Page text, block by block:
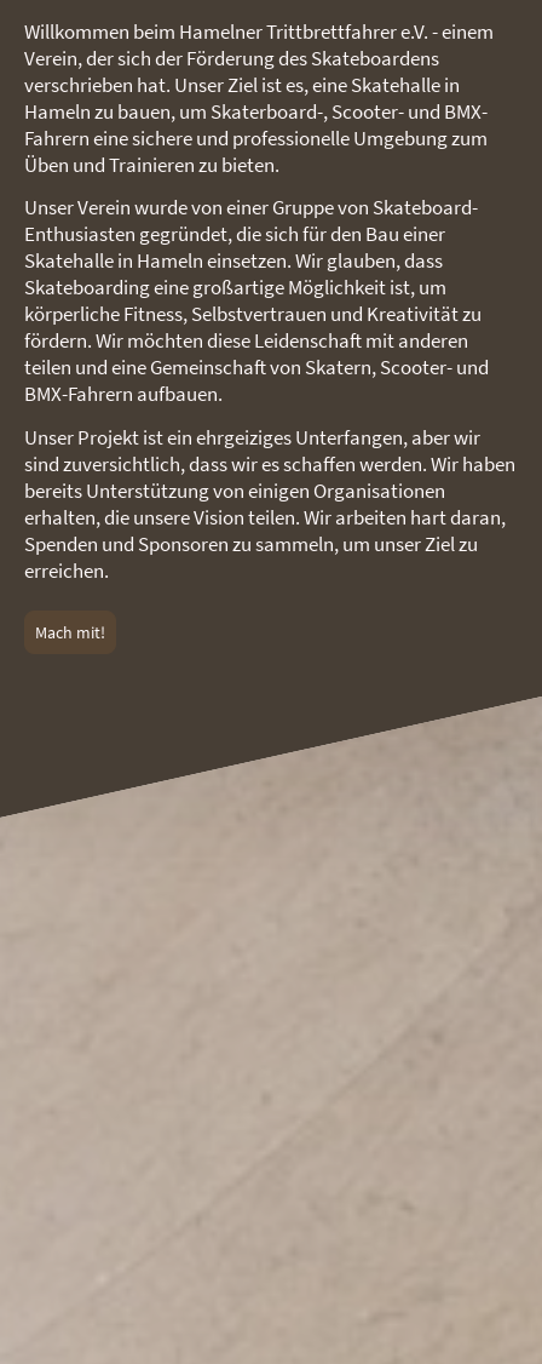
Willkommen beim Hamelner Trittbrettfahrer e.V. - einem
Verein, der sich der Förderung des Skateboardens
verschrieben hat. Unser Ziel ist es, eine Skatehalle in
Hameln zu bauen, um Skaterboard-, Scooter- und BMX-
Fahrern eine sichere und professionelle Umgebung zum
Üben und Trainieren zu bieten.
Unser Verein wurde von einer Gruppe von Skateboard-
Enthusiasten gegründet, die sich für den Bau einer
Skatehalle in Hameln einsetzen. Wir glauben, dass
Skateboarding eine großartige Möglichkeit ist, um
körperliche Fitness, Selbstvertrauen und Kreativität zu
fördern. Wir möchten diese Leidenschaft mit anderen
teilen und eine Gemeinschaft von Skatern, Scooter- und
BMX-Fahrern aufbauen.
Unser Projekt ist ein ehrgeiziges Unterfangen, aber wir
sind zuversichtlich, dass wir es schaffen werden. Wir haben
bereits Unterstützung von einigen Organisationen
erhalten, die unsere Vision teilen. Wir arbeiten hart daran,
Spenden und Sponsoren zu sammeln, um unser Ziel zu
erreichen.
Mach mit!